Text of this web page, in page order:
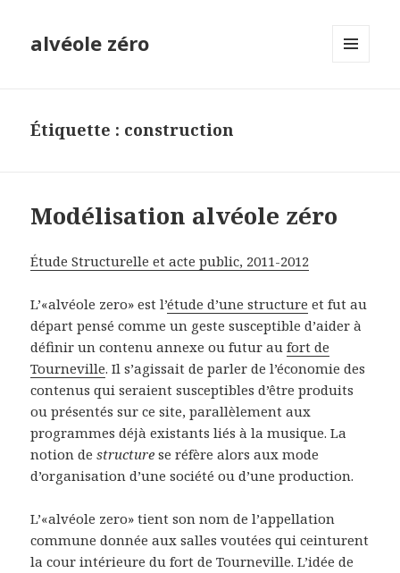
alvéole zéro
Étiquette : construction
Modélisation alvéole zéro
Étude Structurelle et acte public, 2011-2012
L’«alvéole zero» est l’étude d’une structure et fut au
départ pensé comme un geste susceptible d’aider à
définir un contenu annexe ou futur aufort de
Tourneville. Il s’agissait de parler de l’économie des
contenus qui seraient susceptibles d’être produits
ou présentés sur ce site, parallèlement aux
programmes déjà existants liés à la musique. La
notion destructure se réfère alors aux mode
d’organisation d’une société ou d’une production.
L’«alvéole zero» tient son nom de l’appellation
commune donnée aux salles voutées qui ceinturent
la cour intérieure du fort de Tourneville. L’idée de